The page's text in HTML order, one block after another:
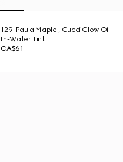
129 'Paula Maple', Gucci Glow Oil-
In-Water Tint
CA$61